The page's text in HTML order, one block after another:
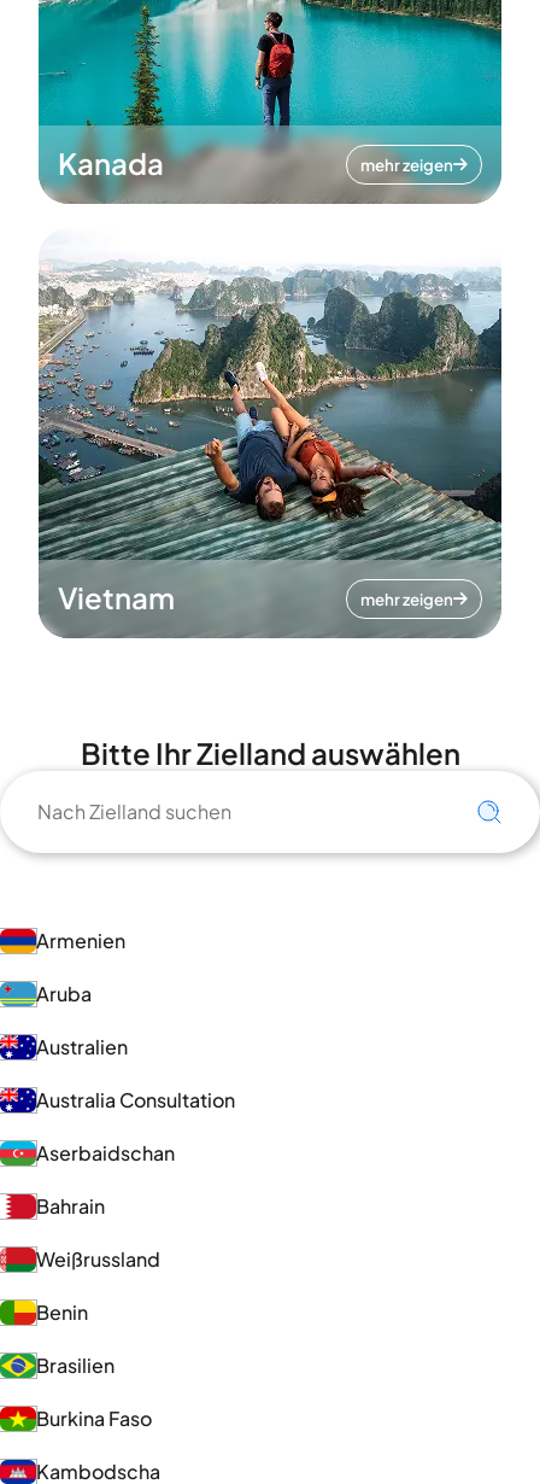
Kanada mehr zeigen
Vietnam mehr zeigen
Bitte Ihr Zielland auswählen
Armenien
Aruba
Australien
Australia Consultation
Aserbaidschan
Bahrain
Weißrussland
Benin
Brasilien
Burkina Faso
Kambodscha